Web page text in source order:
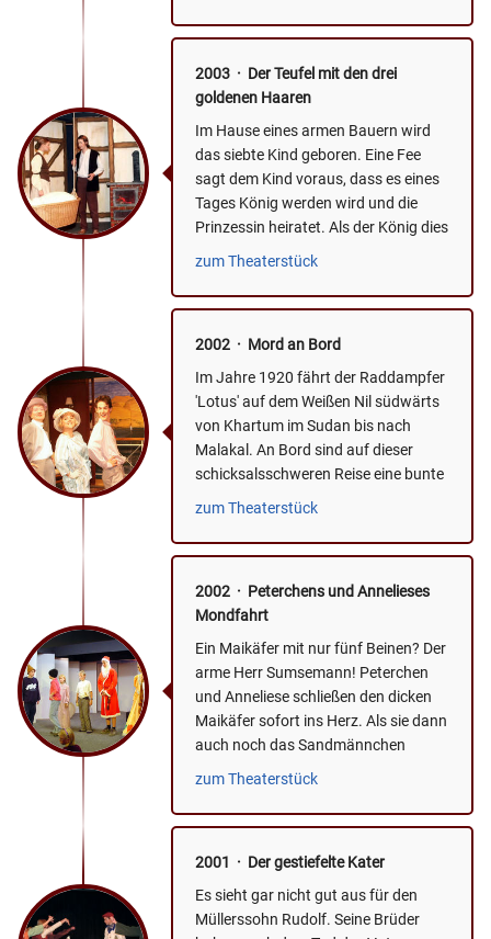
2003 · Der Teufel mit den drei
goldenen Haaren
Im Hause eines armen Bauern wird
das siebte Kind geboren. Eine Fee
sagt dem Kind voraus, dass es eines
Tages König werden wird und die
Prinzessin heiratet. Als der König dies
durch Zufall erfährt,...
zum Theaterstück
2002 · Mord an Bord
Im Jahre 1920 fährt der Raddampfer
'Lotus' auf dem Weißen Nil südwärts
von Khartum im Sudan bis nach
Malakal. An Bord sind auf dieser
schicksalsschweren Reise eine bunte
Gesellschaft britischer...
zum Theaterstück
2002 · Peterchens und Annelieses
Mondfahrt
Ein Maikäfer mit nur fünf Beinen? Der
arme Herr Sumsemann! Peterchen
und Anneliese schließen den dicken
Maikäfer sofort ins Herz. Als sie dann
auch noch das Sandmännchen
treffen, ist es klar, dass...
zum Theaterstück
2001 · Der gestiefelte Kater
Es sieht gar nicht gut aus für den
Müllerssohn Rudolf. Seine Brüder